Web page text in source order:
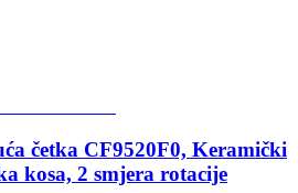
četka CF9520F0, Keramički
kosa, 2 smjera rotacije